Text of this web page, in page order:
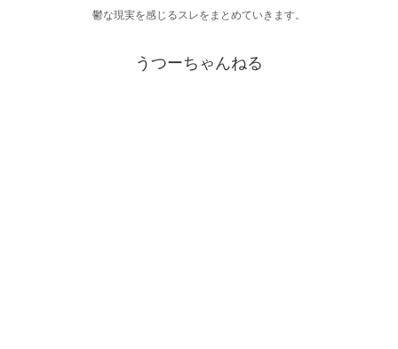
鬱な現実を感じるスレをまとめていきます。
うつーちゃんねる